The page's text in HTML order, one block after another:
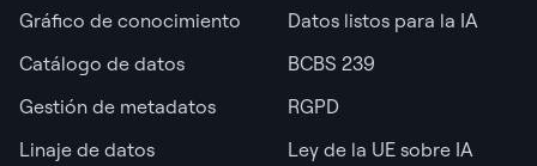
Gráfico de conocimiento
Catálogo de datos
Gestión de metadatos
Linaje de datos
Datos listos para la IA
BCBS 239
RGPD
Ley de la UE sobre IA